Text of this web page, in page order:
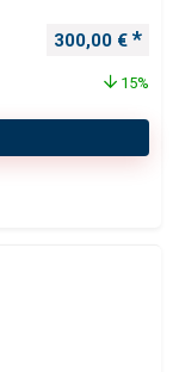
300,00 €
15%